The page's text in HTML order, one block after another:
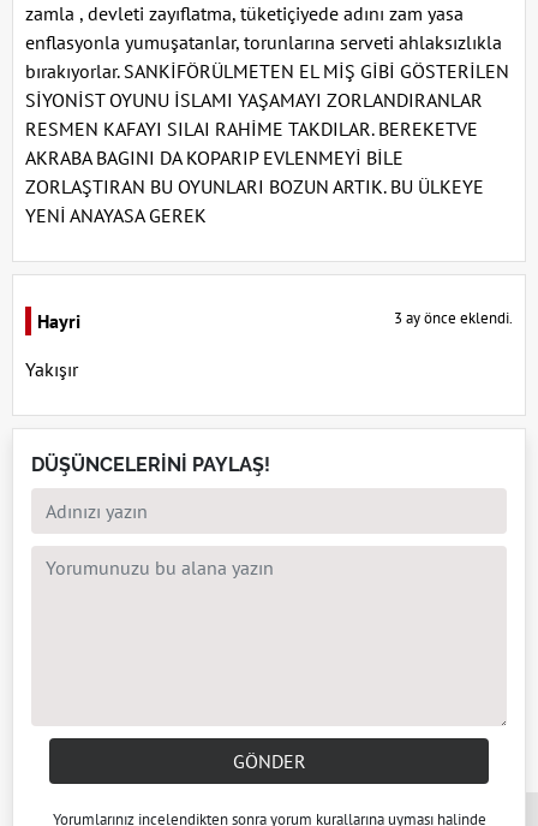
zamla , devleti zayıflatma, tüketiçiyede adını zam yasa
enflasyonla yumuşatanlar, torunlarına serveti ahlaksızlıkla
bırakıyorlar. SANKİFÖRÜLMETEN EL MİŞ GİBİ GÖSTERİLEN
SİYONİST OYUNU İSLAMI YAŞAMAYI ZORLANDIRANLAR
RESMEN KAFAYI SILAI RAHİME TAKDILAR. BEREKETVE
AKRABA BAGINI DA KOPARIP EVLENMEYİ BİLE
ZORLAŞTIRAN BU OYUNLARI BOZUN ARTIK. BU ÜLKEYE
YENİ ANAYASA GEREK
Hayri 3 ay önce eklendi.
Yakışır
DÜŞÜNCELERİNİ PAYLAŞ!
GÖNDER
Yorumlarınız incelendikten sonrayorum kurallarına uyması halinde